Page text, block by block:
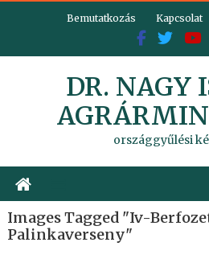
Bemutatkozás Kapcsolat
DR. NAGY
országgyűlési
Images Tagged "iv-
Palinkaverseny"